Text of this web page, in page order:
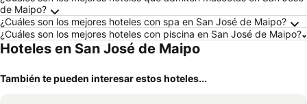
de Maipo?
¿Cuáles son los mejores hoteles con spa en San José de Maipo?
¿Cuáles son los mejores hoteles con piscina en San José de Maipo?
Hoteles en San José de Maipo
También te pueden interesar estos hoteles...